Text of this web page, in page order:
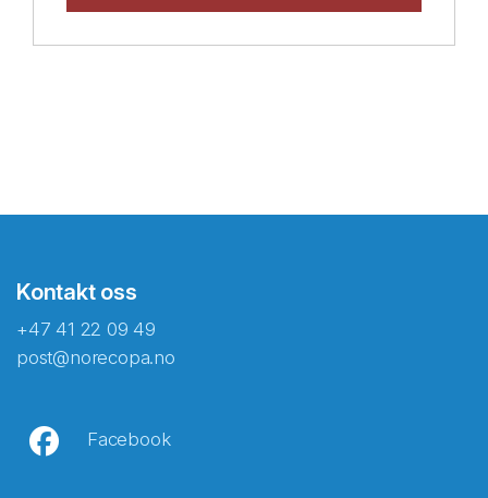
Kontakt oss
+47 41 22 09 49
post@norecopa.no
Facebook